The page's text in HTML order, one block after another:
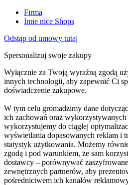
Firma
Inne nice Shops
Odstąp od umowy tutaj
Spersonalizuj swoje zakupy
Wyłącznie za Twoją wyraźną zgodą
innych technologii, aby zapewnić Ci
doświadczenie zakupowe.
W tym celu gromadzimy dane
ich zachowań oraz
wykorzystujemy do ciągłej
wyświetlania dopasowanych reklam i
statystyk użytkowania. Możemy
zgodą i pod warunkiem, że sam
dostawcy – porównywać
zewnętrznych partnerów, aby
pośrednictwem ich kanałów